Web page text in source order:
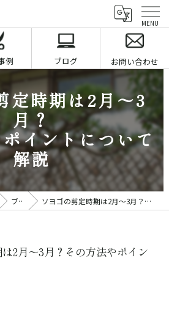
例 ブログ お問い合わせ
定時期は2月～3
月？
イントについて
解説
ブログ ソヨゴの剪定時期は2月～3月？その方法やポイントについて解説
2月～3月？その方法やポイン